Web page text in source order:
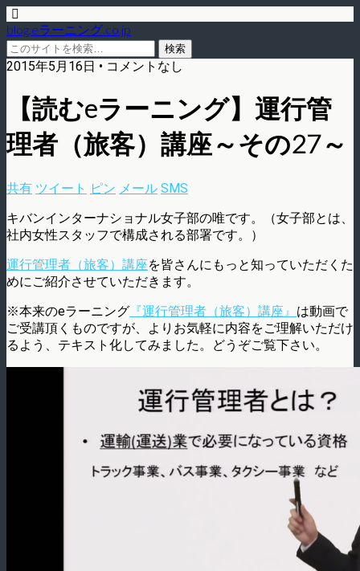
blog.eラーニング.co.jp
2015年5月16日 • コメントなし
【読むeラーニング】運行管
理者（旅客）講座～その27～
共有 ツイート ピン メール SMS
キバンインターナショナル女子部の唯です。（女子部とは、
社内女性スタッフで構成される部署です。）
運行管理者（旅客）講座を皆さんにもっと知っていただくた
めにご紹介させていただきます。
※本来のeラーニング 『運行管理者（旅客）講座』 は動画で
ご受講頂くものですが、よりお気軽に内容をご理解いただけ
るよう、テキスト化してみました。どうぞご覧下さい。